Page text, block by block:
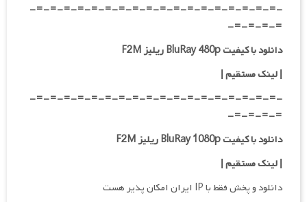
-=-=-=-=-=-=-=-=-=-=-=-=-=-=-=-=-=-=-
=-=-=-=-
دانلود با کیفیت BluRay 480p ریلیز F2M
| لینک مستقیم|
-=-=-=-=-=-=-=-=-=-=-=-=-=-=-=-=-=-=-
=-=-=-=-
دانلود با کیفیت BluRay 1080p ریلیز F2M
|لینک مستقیم|
دانلود و پخش فقط با IP ایران امکان پذیر هست